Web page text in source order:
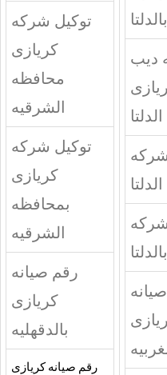
بالدلتا
ديب
الدلتا
توكيل شركه
كريازى
محافظه
الشرقيه
توكيل شركه
كريازى
بمحافظه
الشرقيه
رقم صيانه
كريازى
بالدقهليه
رقم صيانه كريازى